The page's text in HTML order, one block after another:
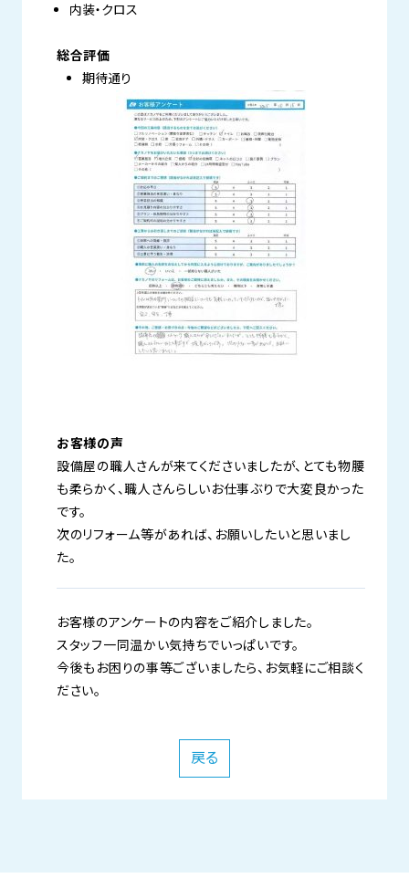
内装・クロス
総合評価
期待通り
お客様の声
設備屋の職人さんが来てくださいましたが、とても物腰
も柔らかく、職人さんらしいお仕事ぶりで大変良かった
です。
次のリフォーム等があれば、お願いしたいと思いまし
た。
お客様のアンケートの内容をご紹介しました。
スタッフ一同温かい気持ちでいっぱいです。
今後もお困りの事等ございましたら、お気軽にご相談く
ださい。
戻る